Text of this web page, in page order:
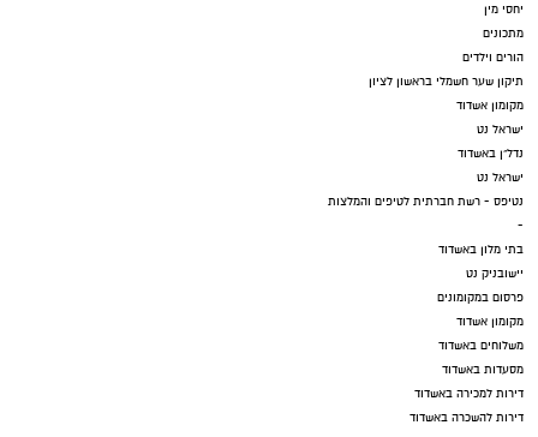
יחסי מין
מתכונים
הורים וילדים
תיקון שער חשמלי בראשון לציון
מקומון אשדוד
ישראל נט
נדל"ן באשדוד
ישראל נט
נטיפס - רשת חברתית לטיפים והמלצות
-
בתי מלון באשדוד
יישובניק נט
פרסום במקומונים
מקומון אשדוד
משלוחים באשדוד
מסעדות באשדוד
דירות למכירה באשדוד
דירות להשכרה באשדוד